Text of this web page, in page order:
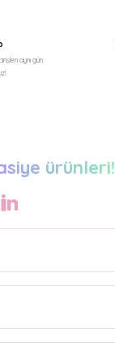
alternatifler olmalı.
aynı gün
ürünleri!